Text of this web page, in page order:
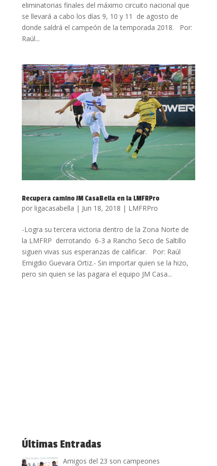
eliminatorias finales del máximo circuito nacional que
se llevará a cabo los días 9, 10 y 11 de agosto de
donde saldrá el campeón de la temporada 2018. Por:
Raúl...
Recupera camino JM CasaBella en la LMFRPro
por ligacasabella | Jun 18, 2018 | LMFRPro
-Logra su tercera victoria dentro de la Zona Norte de
la LMFRP derrotando 6-3 a Rancho Seco de Saltillo
siguen vivas sus esperanzas de calificar. Por: Raúl
Emigdio Guevara Ortiz.- Sin importar quien se la hizo,
pero sin quien se las pagara el equipo JM Casa...
Últimas Entradas
Amigos del 23 son campeones